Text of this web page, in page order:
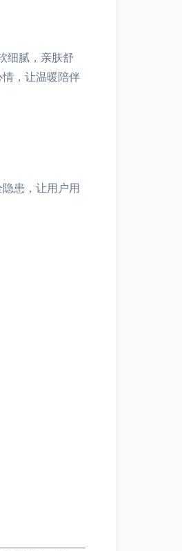
细腻，亲肤舒
，让温暖陪伴
患，让用户用